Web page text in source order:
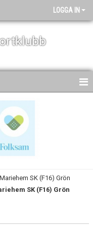
LOGGA IN
SK (F16) Grön